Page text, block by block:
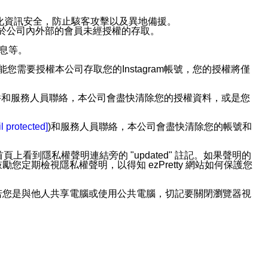
訊安全，防止駭客攻擊以及異地備援。
司內外部的會員未經授權的存取。
等。
需要授權本公司存取您的Instagram帳號，您的授權將僅
服務人員聯絡，本公司會盡快清除您的授權資料，或是您
protected])和服務人員聯絡，本公司會盡快清除您的帳號和
上看到隱私權聲明連結旁的 "updated" 註記。如果聲明的
您定期檢視隱私權聲明，以得知 ezPretty 網站如何保護您
是與他人共享電腦或使用公共電腦，切記要關閉瀏覽器視